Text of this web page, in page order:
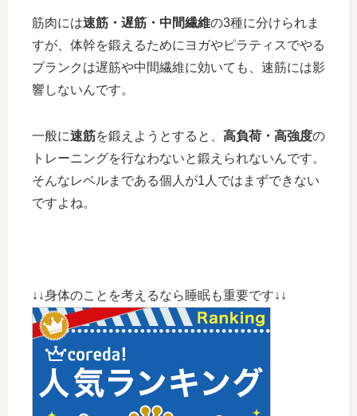
筋肉には速筋・遅筋・中間繊維の3種に分けられま
すが、体幹を鍛えるためにヨガやピラティスでやる
プランクは遅筋や中間繊維に効いても、速筋には影
響しないんです。
一般に速筋を鍛えようとすると、 高負荷・高強度の
トレーニングを行なわないと鍛えられないんです。
そんなレベルまである個人が1人ではまずできない
ですよね。
↓↓身体のことを考えるなら睡眠も重要です↓↓